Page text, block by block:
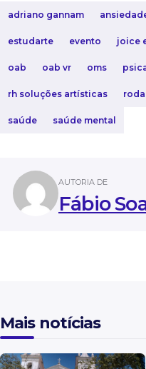
adriano gannam
estudarte evento joice
oab oab vr oms
rh soluções artísticas
saúde saúde mental
AUTORIA DE
Fábio
Mais notícias